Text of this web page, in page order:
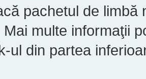
pachetul de
multe informaţii
ul din partea